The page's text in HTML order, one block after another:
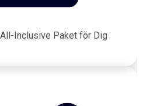
Inclusive Paket för Dig